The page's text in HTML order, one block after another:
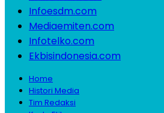
Infoesdm.com
Mediaemiten.com
Infotelko.com
Ekbisindonesia.com
Home
Histori Media
Tim Redaksi